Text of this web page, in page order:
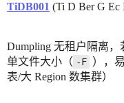
TiDB001 (Ti D Ber G Ec
Dumpling 无租户隔离
单文件大小（ -F ），
表/大 Region 数集群）